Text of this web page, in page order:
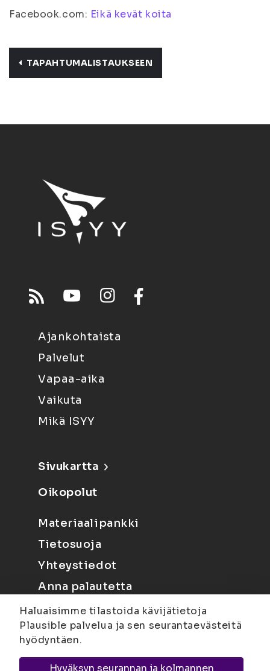
Facebook.com: Eikä kevät koita
TAPAHTUMALISTAUKSEEN
Ajankohtaista
Palvelut
Vapaa-aika
Vaikuta
Mikä ISYY
Sivukartta
Oikopolut
Materiaalipankki
Tietosuoja
Yhteystiedot
Anna palautetta
Haluaisimme tilastoida kävijätietoja
Plausible palvelua ja sen seurantaevästeitä
hyödyntäen.
Hyväksyn seurannan ja kolmannen